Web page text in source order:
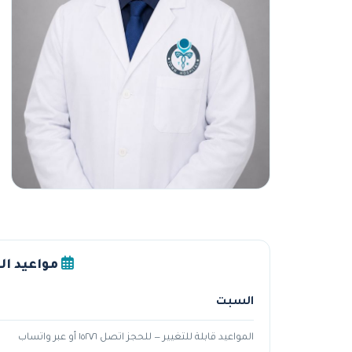
مواعيد
السبت
المواعيد قابلة للتغيير — للحجز اتصل ١٥٢٧٦ أو عبر واتساب